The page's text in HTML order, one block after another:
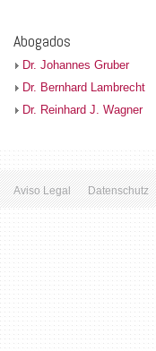
Abogados
Dr. Johannes Gruber
Dr. Bernhard Lambrecht
Dr. Reinhard J. Wagner
Aviso Legal Datenschutz